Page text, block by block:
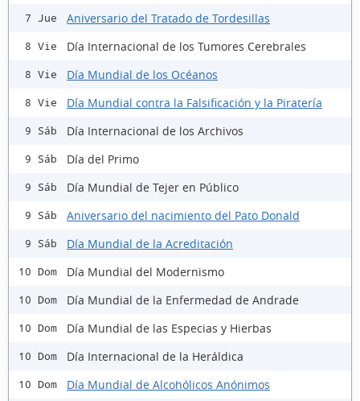
7 Jue Aniversario del Tratado de Tordesillas
8 Vie Día Internacional de los Tumores Cerebrales
8 Vie Día Mundial de los Océanos
8 Vie Día Mundial contra la Falsificación y la Piratería
9 Sáb Día Internacional de los Archivos
9 Sáb Día del Primo
9 Sáb Día Mundial de Tejer en Público
9 Sáb Aniversario del nacimiento del Pato Donald
9 Sáb Día Mundial de la Acreditación
10 Dom Día Mundial del Modernismo
10 Dom Día Mundial de la Enfermedad de Andrade
10 Dom Día Mundial de las Especias y Hierbas
10 Dom Día Internacional de la Heráldica
10 Dom Día Mundial de Alcohólicos Anónimos